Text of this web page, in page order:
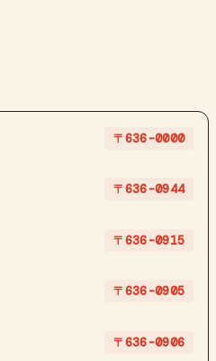
〒636-0000
〒636-0944
〒636-0915
〒636-0905
〒636-0906